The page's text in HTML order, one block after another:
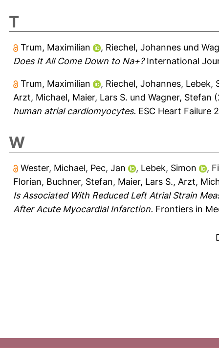
T
Trum, Maximilian , Riechel, Johannes und
Does It All Come Down to Na+?International
Trum, Maximilian , Riechel, Johannes, Lebek,
Arzt, Michael, Maier, Lars S. und Wagner, Stefan
human atrial cardiomyocytes. ESC Heart Failure
W
Wester, Michael, Pec, Jan , Lebek, Simon ,
Florian, Buchner, Stefan, Maier, Lars S., Arzt,
Is Associated With Reduced Left Atrial Strain
After Acute Myocardial Infarction. Frontiers in